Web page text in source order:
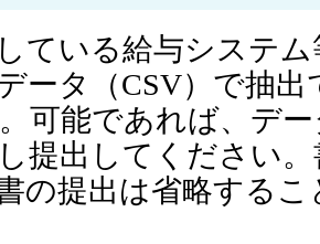
ている給与システム
ータ（CSV）で抽
可能であれば、デ
提出してください
の提出は省略する